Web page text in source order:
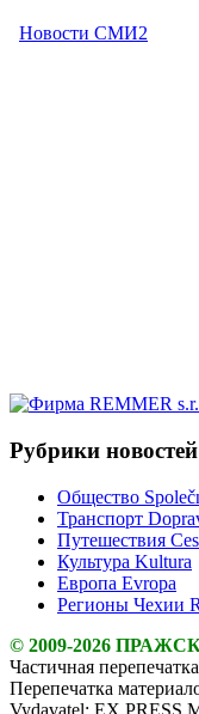
Рубрики
Общество
Транспорт
Путешествия
Культура Kultura
Европа Evropa
Регионы Чехии
© 2009-2026
Частичная
Перепечатка
Vydavatel: EX PRESS